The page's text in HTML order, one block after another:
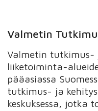
Valmetin
Valmetin tutkimus-
liiketoiminta-
pääasiassa
tutkimus- ja
keskuksessa, jotka